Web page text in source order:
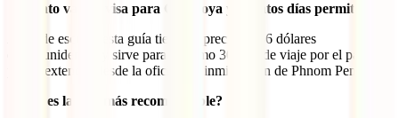
¿Cuánto vale la visa para Camboya y cuántos días permite?
A día de escribir esta guía tiene un precio de 36 dólares
estadounidenses y sirve para máximo 30 días de viaje por el país. Se
puede extender desde la oficina de inmigración de Phnom Penh.
¿Cuál es la visa más recomendable?